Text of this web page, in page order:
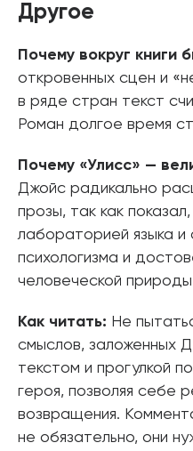
Другое
Почему вокруг книги
откровенных сцен и
в ряде стран текст
Роман долгое время
Почему «Улисс» —
Джойс радикально
прозы, так как
лабораторией языка и
психологизма и
человеческой
Как читать: Не
смыслов, заложенных
текстом и прогулкой
героя, позволяя себе
возвращения.
не обязательно, они